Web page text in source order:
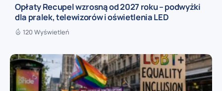
Opłaty Recupel wzrosną od 2027 roku – podwyżki
dla pralek, telewizorów i oświetlenia LED
120 Wyświetleń